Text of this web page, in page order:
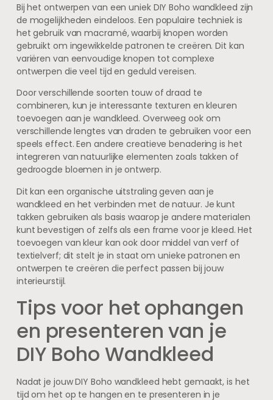
Bij het ontwerpen van een uniek DIY Boho wandkleed zijn
de mogelijkheden eindeloos. Een populaire techniek is
het gebruik van macramé, waarbij knopen worden
gebruikt om ingewikkelde patronen te creëren. Dit kan
variëren van eenvoudige knopen tot complexe
ontwerpen die veel tijd en geduld vereisen.
Door verschillende soorten touw of draad te
combineren, kun je interessante texturen en kleuren
toevoegen aan je wandkleed. Overweeg ook om
verschillende lengtes van draden te gebruiken voor een
speels effect. Een andere creatieve benadering is het
integreren van natuurlijke elementen zoals takken of
gedroogde bloemen in je ontwerp.
Dit kan een organische uitstraling geven aan je
wandkleed en het verbinden met de natuur. Je kunt
takken gebruiken als basis waarop je andere materialen
kunt bevestigen of zelfs als een frame voor je kleed. Het
toevoegen van kleur kan ook door middel van verf of
textielverf; dit stelt je in staat om unieke patronen en
ontwerpen te creëren die perfect passen bij jouw
interieurstijl.
Tips voor het ophangen
en presenteren van je
DIY Boho Wandkleed
Nadat je jouw DIY Boho wandkleed hebt gemaakt, is het
tijd om het op te hangen en te presenteren in je